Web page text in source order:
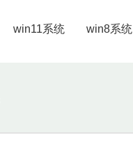
win11系统 win8系统